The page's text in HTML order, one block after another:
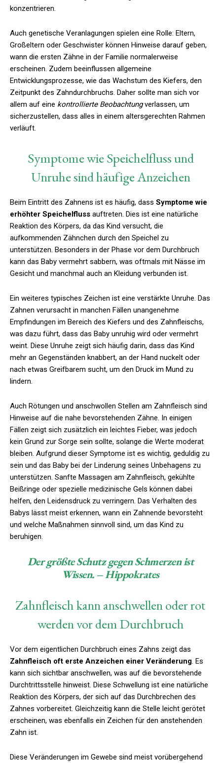
konzentrieren.
Auch genetische Veranlagungen spielen eine Rolle: Eltern,
Großeltern oder Geschwister können Hinweise darauf geben,
wann die ersten Zähne in der Familie normalerweise
erscheinen. Zudem beeinflussen allgemeine
Entwicklungsprozesse, wie das Wachstum des Kiefers, den
Zeitpunkt des Zahndurchbruchs. Daher sollte man sich vor
allem auf eine kontrollierte Beobachtungverlassen, um
sicherzustellen, dass alles in einem altersgerechten Rahmen
verläuft.
Symptome wie Speichelfluss und
Unruhe sind häufige Anzeichen
Beim Eintritt des Zahnens ist es häufig, dass Symptome wie
erhöhter Speichelfluss auftreten. Dies ist eine natürliche
Reaktion des Körpers, da das Kind versucht, die
aufkommenden Zähnchen durch den Speichel zu
unterstützen. Besonders in der Phase vor dem Durchbruch
kann das Baby vermehrt sabbern, was oftmals mit Nässe im
Gesicht und manchmal auch an Kleidung verbunden ist.
Ein weiteres typisches Zeichen ist eine verstärkte Unruhe. Das
Zahnen verursacht in manchen Fällen unangenehme
Empfindungen im Bereich des Kiefers und des Zahnfleischs,
was dazu führt, dass das Baby unruhig wird oder vermehrt
weint. Diese Unruhe zeigt sich häufig darin, dass das Kind
mehr an Gegenständen knabbert, an der Hand nuckelt oder
nach etwas Greifbarem sucht, um den Druck im Mund zu
lindern.
Auch Rötungen und anschwollen Stellen am Zahnfleisch sind
Hinweise auf die nahe bevorstehenden Zähne. In einigen
Fällen zeigt sich zusätzlich ein leichtes Fieber, was jedoch
kein Grund zur Sorge sein sollte, solange die Werte moderat
bleiben. Aufgrund dieser Symptome ist es wichtig, geduldig zu
sein und das Baby bei der Linderung seines Unbehagens zu
unterstützen. Sanfte Massagen am Zahnfleisch, gekühlte
Beißringe oder spezielle medizinische Gels können dabei
helfen, den Leidensdruck zu verringern. Das Verhalten des
Babys lässt meist erkennen, wann ein Zahnende bevorsteht
und welche Maßnahmen sinnvoll sind, um das Kind zu
beruhigen.
Der größte Schutz gegen Schmerzen ist
Wissen. – Hippokrates
Zahnfleisch kann anschwellen oder rot
werden vor dem Durchbruch
Vor dem eigentlichen Durchbruch eines Zahns zeigt das
Zahnfleisch oft erste Anzeichen einer Veränderung. Es
kann sich sichtbar anschwellen, was auf die bevorstehende
Durchtrittsstelle hinweist. Diese Schwellung ist eine natürliche
Reaktion des Körpers, der sich auf das Durchbrechen des
Zahnes vorbereitet. Gleichzeitig kann die Stelle leicht gerötet
erscheinen, was ebenfalls ein Zeichen für den anstehenden
Zahn ist.
Diese Veränderungen im Gewebe sind meist vorübergehend